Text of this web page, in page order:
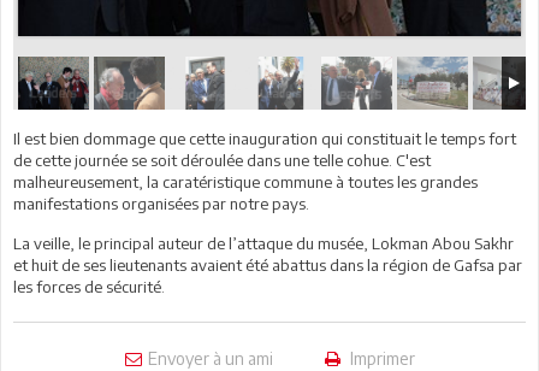
Il est bien dommage que cette inauguration qui constituait le temps fort
de cette journée se soit déroulée dans une telle cohue. C'est
malheureusement, la caratéristique commune à toutes les grandes
manifestations organisées par notre pays.
La veille, le principal auteur de l’attaque du musée, Lokman Abou Sakhr
et huit de ses lieutenants avaient été abattus dans la région de Gafsa par
les forces de sécurité.
Envoyer à un ami Imprimer